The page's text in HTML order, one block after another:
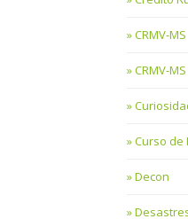
CRMV-MS
CRMV-
Curso de
Decon